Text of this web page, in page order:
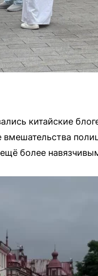
китайские
вмешательства
более